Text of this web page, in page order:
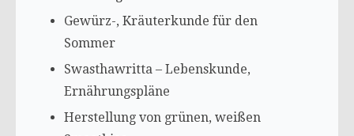
Gewürz-, Kräuterkunde für den
Sommer
Swasthawritta – Lebenskunde,
Ernährungspläne
Herstellung von grünen, weißen